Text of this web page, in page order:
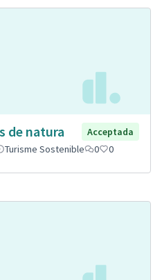
de natura
Acceptada
Turisme Sostenible 0 0